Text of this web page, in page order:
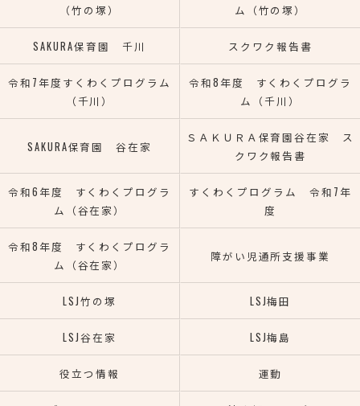
（竹の塚）
ム（竹の塚）
SAKURA保育園 千川 スクワク報告書
令和7年度すくわくプログラム
（千川）
令和8年度 すくわくプログラ
ム（千川）
SAKURA保育園 谷在家
ＳＡＫＵＲＡ保育園谷在家 ス
クワク報告書
令和6年度 すくわくプログラ
ム（谷在家）
すくわくプログラム 令和7年
度
令和8年度 すくわくプログラ
ム（谷在家）
障がい児通所支援事業
LSJ竹の塚 LSJ梅田
LSJ谷在家 LSJ梅島
役立つ情報 運動